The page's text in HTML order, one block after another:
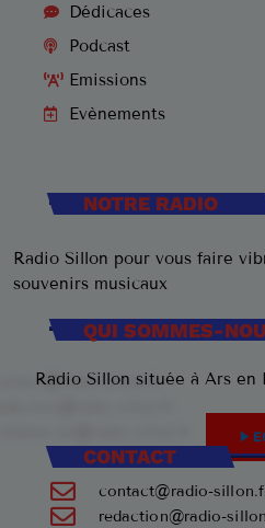
Dédicaces
Podcast
Emissions
Evènements
NOTRE RADIO
Radio Sillon pour vous faire
souvenirs musicaux
play_arrow
QUI SOMMES-
Radio Sillon située à Ars en
CONTACT
contact@radio-
redaction@radio-